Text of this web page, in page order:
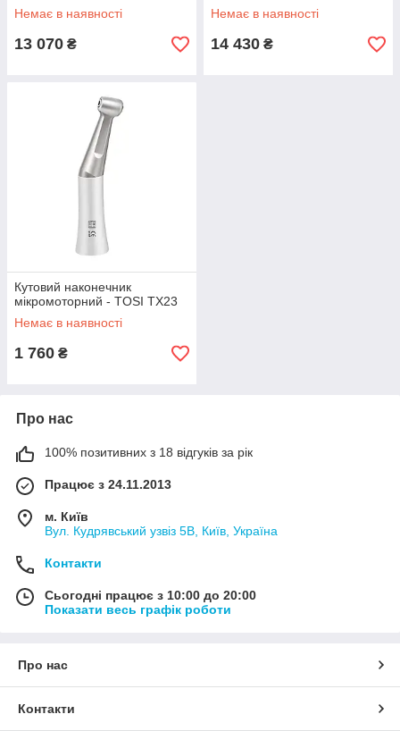
Немає в наявності
13 070 ₴
Немає в наявності
14 430 ₴
Кутовий наконечник
мікромоторний - TOSI TX23
Немає в наявності
1 760 ₴
Про нас
100% позитивних з 18 відгуків за рік
Працює з 24.11.2013
м. Київ
Вул. Кудрявський узвіз 5В, Київ, Україна
Контакти
Сьогодні працює з 10:00 до 20:00
Показати весь графік роботи
Про нас
Контакти